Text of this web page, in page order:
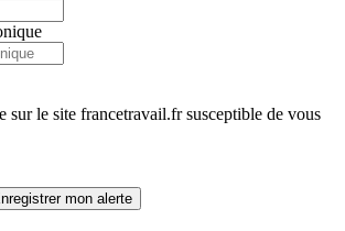
sur le site francetravail.fr susceptible de vous
mon alerte